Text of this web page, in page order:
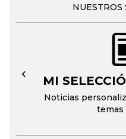
NUESTROS
MI
Noticias
temas
←